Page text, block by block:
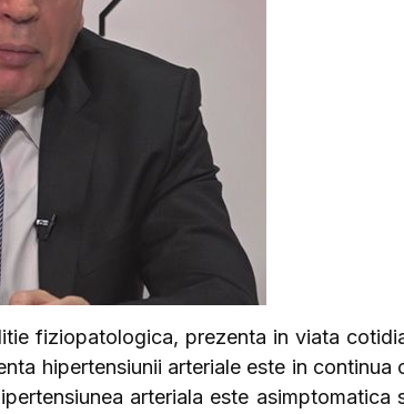
fiziopatologica, prezenta in viata
hipertensiunii arteriale este in
arteriala este